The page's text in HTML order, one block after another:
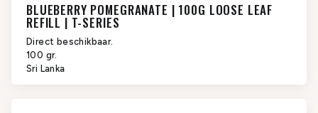
BLUEBERRY POMEGRANATE | 100G LOOSE LEAF
REFILL | T-SERIES
Direct beschikbaar.
100 gr.
Sri Lanka